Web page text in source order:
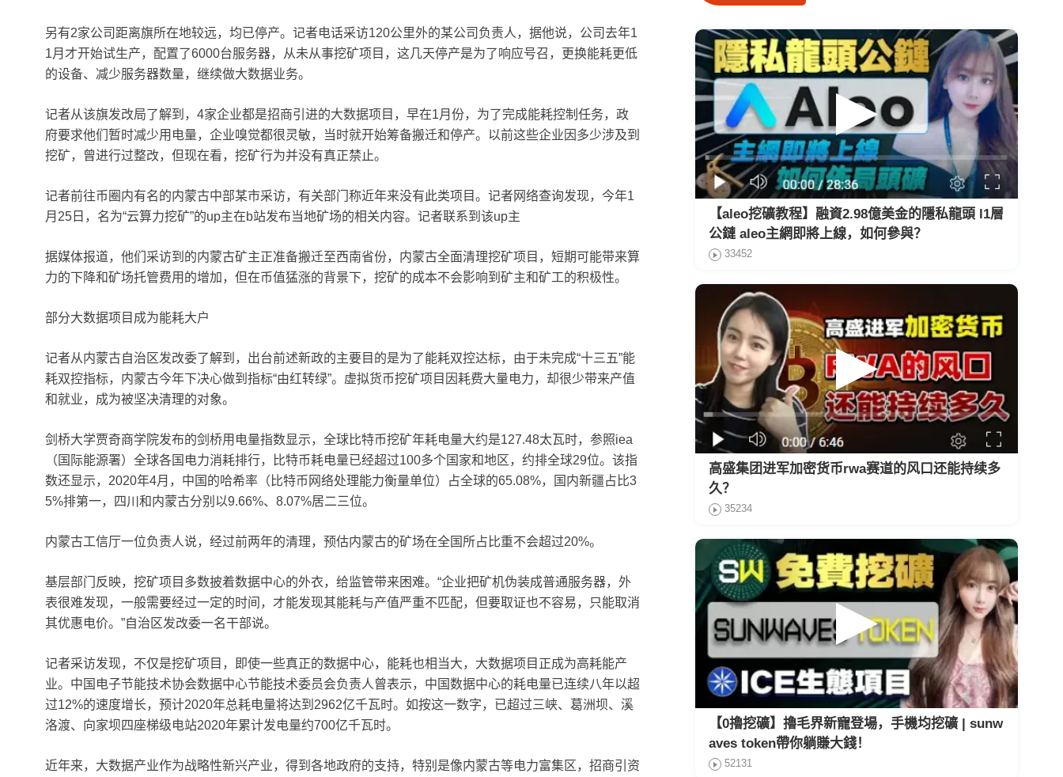
另有2家公司距离旗所在地较远，均已停产。记者电话采访120公里外的某公司负责人，据他说，公司去年1
1月才开始试生产，配置了6000台服务器，从未从事挖矿项目，这几天停产是为了响应号召，更换能耗更低
的设备、减少服务器数量，继续做大数据业务。
记者从该旗发改局了解到，4家企业都是招商引进的大数据项目，早在1月份，为了完成能耗控制任务，政
府要求他们暂时减少用电量，企业嗅觉都很灵敏，当时就开始筹备搬迁和停产。以前这些企业因多少涉及到
挖矿，曾进行过整改，但现在看，挖矿行为并没有真正禁止。
记者前往币圈内有名的内蒙古中部某市采访，有关部门称近年来没有此类项目。记者网络查询发现，今年1
月25日，名为“云算力挖矿”的up主在b站发布当地矿场的相关内容。记者联系到该up主
据媒体报道，他们采访到的内蒙古矿主正准备搬迁至西南省份，内蒙古全面清理挖矿项目，短期可能带来算
力的下降和矿场托管费用的增加，但在币值猛涨的背景下，挖矿的成本不会影响到矿主和矿工的积极性。
部分大数据项目成为能耗大户
记者从内蒙古自治区发改委了解到，出台前述新政的主要目的是为了能耗双控达标，由于未完成“十三五”能
耗双控指标，内蒙古今年下决心做到指标“由红转绿”。虚拟货币挖矿项目因耗费大量电力，却很少带来产值
和就业，成为被坚决清理的对象。
剑桥大学贾奇商学院发布的剑桥用电量指数显示，全球比特币挖矿年耗电量大约是127.48太瓦时，参照iea
（国际能源署）全球各国电力消耗排行，比特币耗电量已经超过100多个国家和地区，约排全球29位。该指
数还显示，2020年4月，中国的哈希率（比特币网络处理能力衡量单位）占全球的65.08%，国内新疆占比3
5%排第一，四川和内蒙古分别以9.66%、8.07%居二三位。
内蒙古工信厅一位负责人说，经过前两年的清理，预估内蒙古的矿场在全国所占比重不会超过20%。
基层部门反映，挖矿项目多数披着数据中心的外衣，给监管带来困难。“企业把矿机伪装成普通服务器，外
表很难发现，一般需要经过一定的时间，才能发现其能耗与产值严重不匹配，但要取证也不容易，只能取消
其优惠电价。”自治区发改委一名干部说。
记者采访发现，不仅是挖矿项目，即使一些真正的数据中心，能耗也相当大，大数据项目正成为高耗能产
业。中国电子节能技术协会数据中心节能技术委员会负责人曾表示，中国数据中心的耗电量已连续八年以超
过12%的速度增长，预计2020年总耗电量将达到2962亿千瓦时。如按这一数字，已超过三峡、葛洲坝、溪
洛渡、向家坝四座梯级电站2020年累计发电量约700亿千瓦时。
近年来，大数据产业作为战略性新兴产业，得到各地政府的支持，特别是像内蒙古等电力富集区，招商引资
【aleo挖礦教程】融資2.98億美金的隱私龍頭 l1層
公鏈 aleo主網即將上線，如何參與？
33452
高盛集团进军加密货币rwa赛道的风口还能持续多
久？
35234
【0擼挖礦】擼毛界新寵登場，手機均挖礦 | sunw
aves token帶你躺賺大錢！
52131